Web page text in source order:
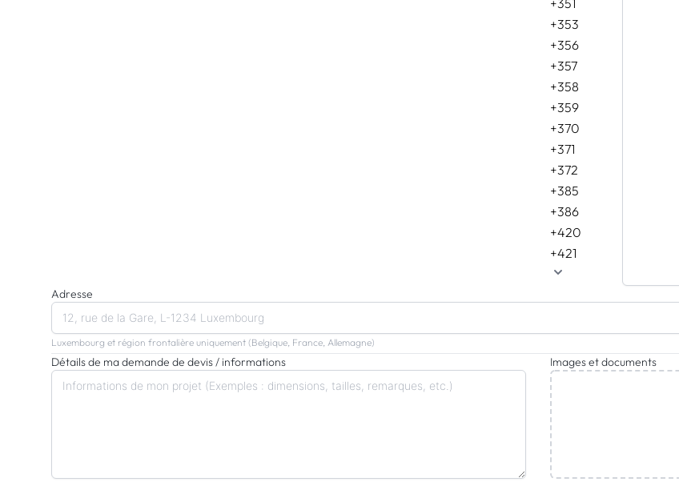
+351
+353
+356
+357
+358
+359
+370
+371
+372
+385
+386
+420
+421
Adresse
Luxembourg et région frontalière uniquement (Belgique, France, Allemagne)
Détails de ma demande de devis / informations Images et documents